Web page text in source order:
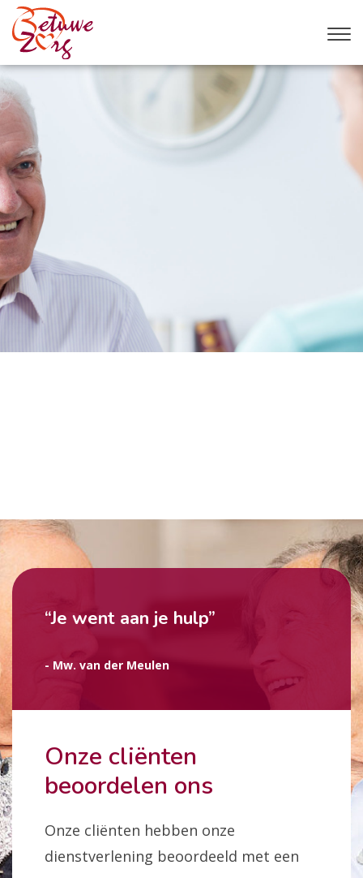
Onze cliënten
beoordelen ons
Onze cliënten hebben onze
dienstverlening beoordeeld met een
“Je went aan je hulp”
- Mw. van der Meulen